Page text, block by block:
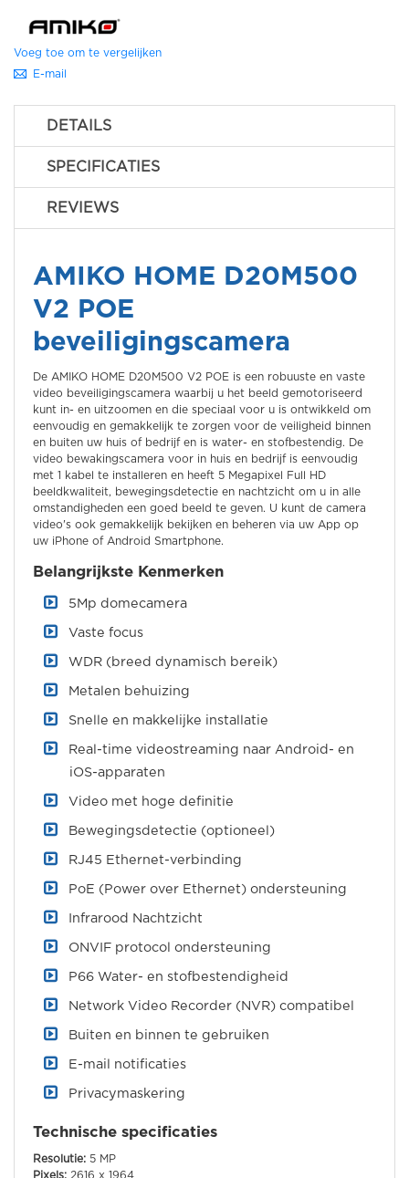
Voeg toe om te vergelijken
E-mail
DETAILS
SPECIFICATIES
REVIEWS
AMIKO HOME D20M500
V2 POE
beveiligingscamera
De AMIKO HOME D20M500 V2 POE is een robuuste en vaste
video beveiligingscamera waarbij u het beeld gemotoriseerd
kunt in- en uitzoomen en die speciaal voor u is ontwikkeld om
eenvoudig en gemakkelijk te zorgen voor de veiligheid binnen
en buiten uw huis of bedrijf en is water- en stofbestendig. De
video bewakingscamera voor in huis en bedrijf is eenvoudig
met 1 kabel te installeren en heeft 5 Megapixel Full HD
beeldkwaliteit, bewegingsdetectie en nachtzicht om u in alle
omstandigheden een goed beeld te geven. U kunt de camera
video's ook gemakkelijk bekijken en beheren via uw App op
uw iPhone of Android Smartphone.
Belangrijkste Kenmerken
5Mp domecamera
Vaste focus
WDR (breed dynamisch bereik)
Metalen behuizing
Snelle en makkelijke installatie
Real-time videostreaming naar Android- en
iOS-apparaten
Video met hoge definitie
Bewegingsdetectie (optioneel)
RJ45 Ethernet-verbinding
PoE (Power over Ethernet) ondersteuning
Infrarood Nachtzicht
ONVIF protocol ondersteuning
P66 Water- en stofbestendigheid
Network Video Recorder (NVR) compatibel
Buiten en binnen te gebruiken
E-mail notificaties
Privacymaskering
Technische specificaties
Resolutie: 5 MP
Pixels: 2616 x 1964